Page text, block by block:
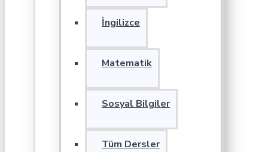
İngilizce
Matematik
Sosyal Bilgiler
Tüm Dersler